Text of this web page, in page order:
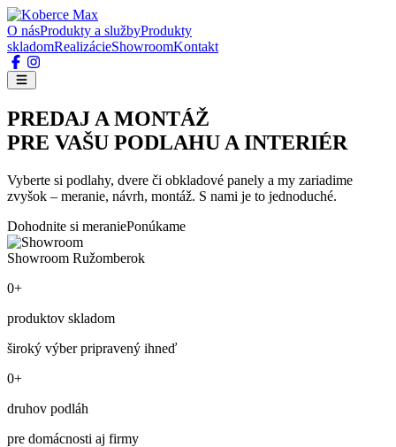
O násProdukty a službyProdukty
skladomRealizácieShowroomKontakt
PREDAJ A MONTÁŽ
PRE VAŠU PODLAHU A INTERIÉR
Vyberte si podlahy, dvere či obkladové panely a my zariadime
zvyšok – meranie, návrh, montáž. S nami je to jednoduché.
Dohodnite si meraniePonúkame
Showroom Ružomberok
0+
produktov skladom
široký výber pripravený ihneď
0+
druhov podláh
pre domácnosti aj firmy